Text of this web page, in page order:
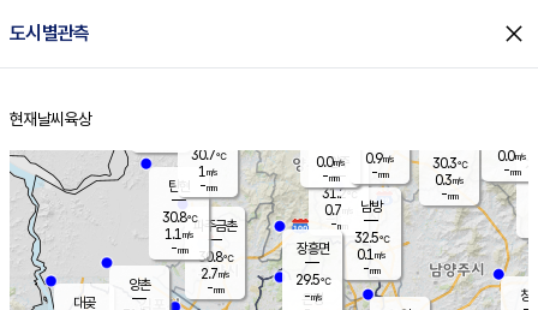
도시별관측 close
홈
현재날씨 육상
양주
31.2℃
0.7
-mm
파주금촌
30.8℃
2.7m/s
-mm
30.3℃
0.3m/s
-mm
대곶
창
탄현
30.8℃
1.1 m/s
-mm
0.0m/s
-mm
양촌
은평
남방
32.5℃
0.1 m/s
-mm
장흥면
29.5℃
-m/s
0.0m/s
-mm
30.7℃
1 m/s
-mm
0.9m/s
-mm